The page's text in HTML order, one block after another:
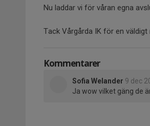
Nu laddar vi för våran egna
Tack Vårgårda IK för en väldigt
Kommentarer
Sofia Welander 9 dec
Ja wow vilket gäng de